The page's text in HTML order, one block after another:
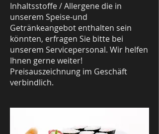
Inhaltsstoffe / Allergene die in
unserem Speise-und
Getränkeangebot enthalten sein
könnten, erfragen Sie bitte bei
unserem Servicepersonal. Wir helfen
Ihnen gerne weiter!
Preisauszeichnung im Geschäft
verbindlich.